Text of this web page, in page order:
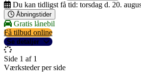
Du kan tidligst få tid: torsdag d. 20.
Åbningstider
Gratis lånebil
Få tilbud online
Se detaljer
Side 1 af 1
Værksteder per side